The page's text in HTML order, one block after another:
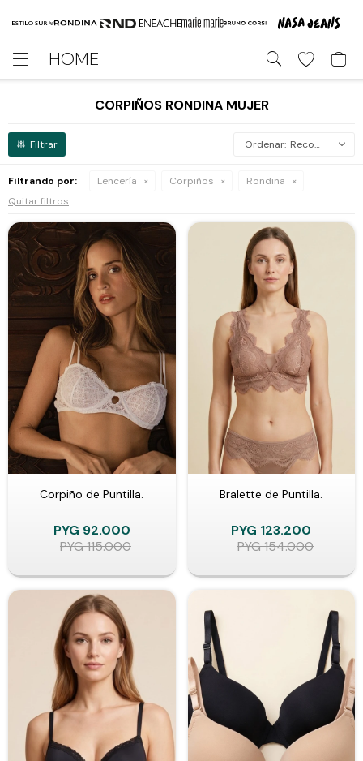
HOME

CORPIÑOS RONDINA MUJER
Recomendados
Filtrando por: Lencería Corpiños
Rondina
Quitar filtros
Corpiño de Puntilla.
PYG 92.000
PYG115.000
Bralette de Puntilla.
PYG 123.200
PYG154.000